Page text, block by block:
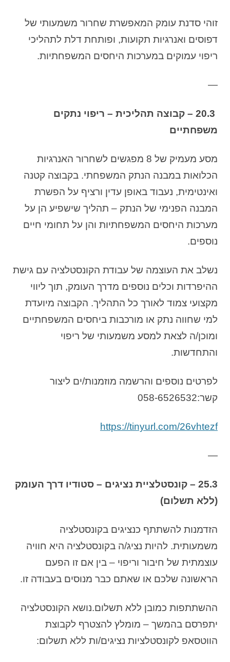
זוהי סדנת עומק המאפשרת שחרור משמעותי של
דפוסים ואנרגיות תקועות, ופותחת דלת לתהליכי
ריפוי עמוקים במערכות היחסים המשפחתיות.
—
20.3 – קבוצה תהליכית – ריפוי נתקים
משפחתיים
מסע מעמיק של 8 מפגשים לשחרור האנרגיות
הכלואות במבנה הנתק המשפחתי. בקבוצה קטנה
ואינטימית, נעבוד באופן עדין ורציף על הפשרת
המבנה הפנימי של הנתק – תהליך שישפיע הן על
מערכות היחסים המשפחתיות והן על תחומי חיים
נוספים.
נשלב את העוצמה של עבודת הקונסטלציה עם גישת
ההיפרדות וכלים נוספים מדרך העומק, תוך ליווי
מקצועי צמוד לאורך כל התהליך. הקבוצה מיועדת
למי שחווה נתק או מורכבות ביחסים המשפחתיים
ומוכן/ה לצאת למסע משמעותי של ריפוי
והתחדשות.
לפרטים נוספים והרשמה מוזמנות/ים ליצור
קשר:058-6526532
https://tinyurl.com/26vhtezf
—
25.3 – קונסטלציית נציגים – סטודיו דרך העומק
(ללא תשלום)
הזדמנות להשתתף כנציגים בקונסטלציה
משמעותית. להיות נציג/ה בקונסטלציה היא חוויה
עוצמתית של חיבור וריפוי – בין אם זו הפעם
הראשונה שלכם או שאתם כבר מנוסים בעבודה זו.
ההשתתפות כמובן ללא תשלום.נושא הקונסטלציה
יתפרסם בהמשך – מומלץ להצטרף לקבוצת
הווטסאפ לקונסטלציות נציגים/ות ללא תשלום: